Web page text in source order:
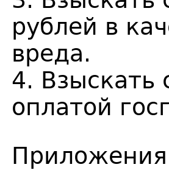
рублей в
вреда.
4. Взыскать
оплатой